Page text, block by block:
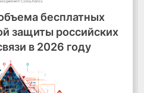
бесплатных
защиты российских
в 2026 году